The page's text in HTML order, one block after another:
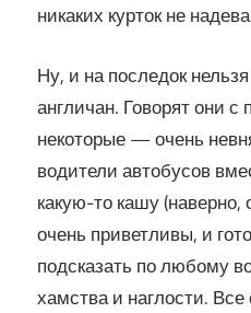
никаких курток не
Ну, и на последок
англичан. Говорят они
некоторые — очень
водители автобусов
какую-то кашу
очень приветливы, и
подсказать по любому
хамства и наглости.